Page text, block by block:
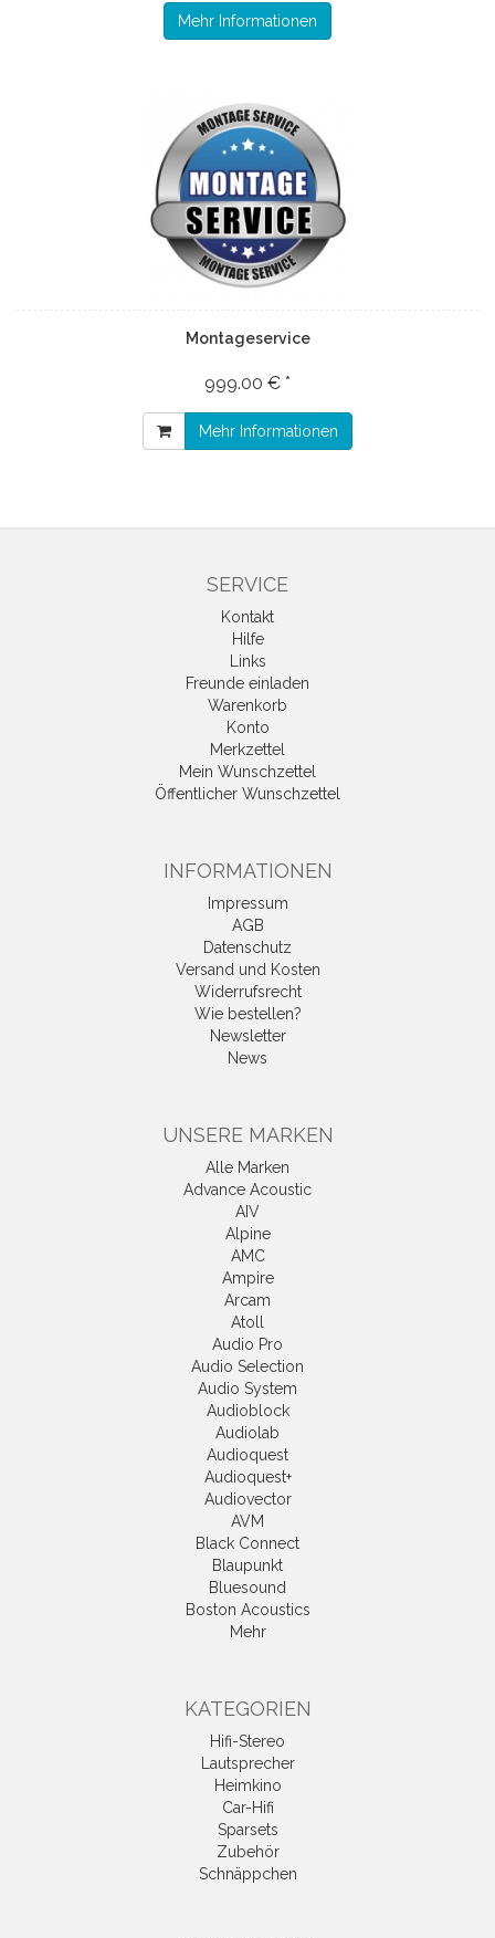
Mehr Informationen
Montageservice
999.00 € *
Mehr Informationen
SERVICE
Kontakt
Hilfe
Links
Freunde einladen
Warenkorb
Konto
Merkzettel
Mein Wunschzettel
Öffentlicher Wunschzettel
INFORMATIONEN
Impressum
AGB
Datenschutz
Versand und Kosten
Widerrufsrecht
Wie bestellen?
Newsletter
News
UNSERE MARKEN
Alle Marken
Advance Acoustic
AIV
Alpine
AMC
Ampire
Arcam
Atoll
Audio Pro
Audio Selection
Audio System
Audioblock
Audiolab
Audioquest
Audioquest+
Audiovector
AVM
Black Connect
Blaupunkt
Bluesound
Boston Acoustics
Mehr
KATEGORIEN
Hifi-Stereo
Lautsprecher
Heimkino
Car-Hifi
Sparsets
Zubehör
Schnäppchen